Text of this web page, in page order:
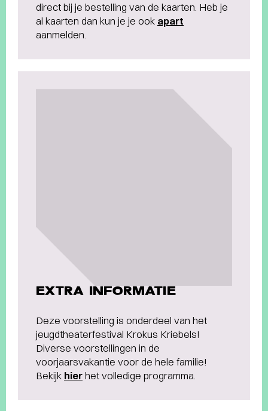
direct bij je bestelling van de kaarten. Heb je
al kaarten dan kun je je ook apart
aanmelden.
EXTRA INFORMATIE
Deze voorstelling is onderdeel van het
jeugdtheaterfestival Krokus Kriebels!
Diverse voorstellingen in de
voorjaarsvakantie voor de hele familie!
Bekijk hierhet volledige programma.